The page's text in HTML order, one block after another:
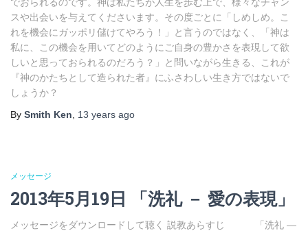
スや出会いを与えてくださいます。その度ごとに「しめしめ。こ
れを機会にガッポリ儲けてやろう！」と言うのではなく、「神は
私に、この機会を用いてどのようにご自身の豊かさを表現して欲
しいと思っておられるのだろう？」と問いながら生きる、これが
『神のかたちとして造られた者』にふさわしい生き方ではないで
しょうか？
By Smith Ken 13 years ago
メッセージ
2013年5月19日 「洗礼 － 愛の表現」
メッセージをダウンロードして聴く 説教あらすじ 「洗礼 ―